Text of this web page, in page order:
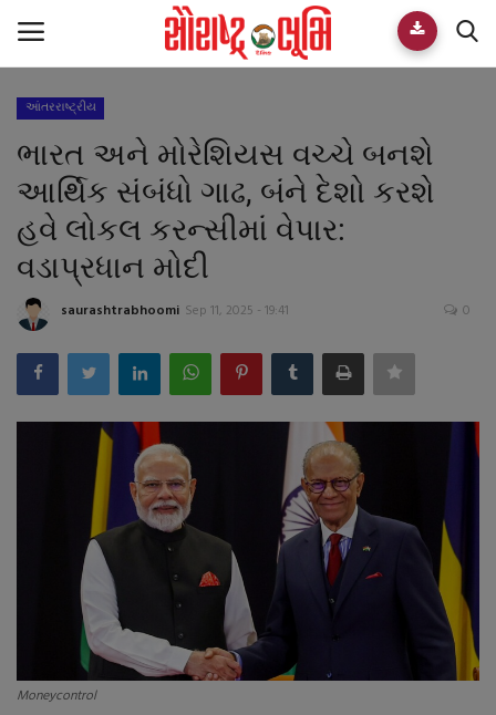
Home
E-paper
Videos
Who We Are
Team
Guest Author
About Author
Dipotsav Special
આંતરરાષ્ટ્રીય
આંતરરાષ્ટ્રીય
ભારત અને મોરેશિયસ વચ્ચે બનશે
આર્થિક સંબંધો ગાઢ, બંને દેશો કરશે
હવે લોકલ કરન્સીમાં વેપાર:
વડાપ્રધાન મોદી
saurashtrabhoomi Sep 11, 2025 - 19:41 0
Moneycontrol